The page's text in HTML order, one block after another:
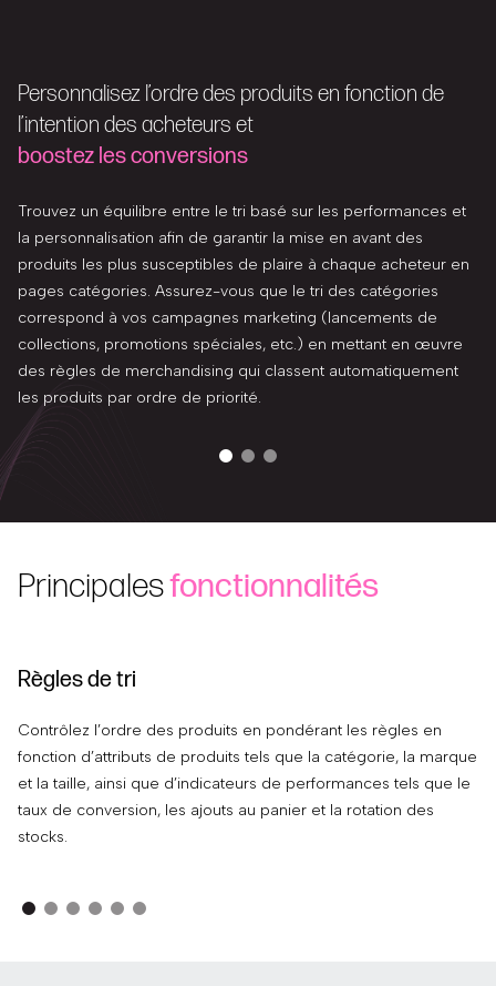
Personnalisez l’ordre des produits en fonction de
l’intention des acheteurs et
boostez les conversions
Trouvez un équilibre entre le tri basé sur les performances et
la personnalisation afin de garantir la mise en avant des
produits les plus susceptibles de plaire à chaque acheteur en
pages catégories. Assurez-vous que le tri des catégories
correspond à vos campagnes marketing (lancements de
collections, promotions spéciales, etc.) en mettant en œuvre
des règles de merchandising qui classent automatiquement
les produits par ordre de priorité.
Principalesfonctionnalités
Règles de tri
Contrôlez l’ordre des produits en pondérant les règles en
fonction d’attributs de produits tels que la catégorie, la marque
et la taille, ainsi que d’indicateurs de performances tels que le
taux de conversion, les ajouts au panier et la rotation des
stocks.